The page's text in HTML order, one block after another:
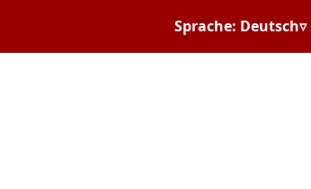
Sprache: Deutsch▿